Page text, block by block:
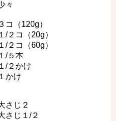
120g）
（20g）
２コ（60g）
本
かけ
け
じ２
１/２